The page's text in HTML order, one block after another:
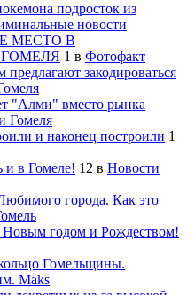
подросток из
новости
МЕСТО В
1 в Фотофакт
предлагают закодироваться
"Алми" вместо рынка
Гомеля
и наконец построили 1
и в Гомеле! 12 в Новости
города. Как это
годом и Рождеством!
Гомельщины.
Maks